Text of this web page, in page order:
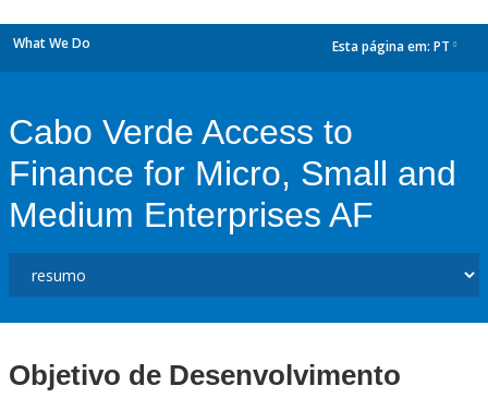
What We Do Esta página em: PT
Cabo Verde Access to
Finance for Micro, Small and
Medium Enterprises AF
Objetivo de Desenvolvimento